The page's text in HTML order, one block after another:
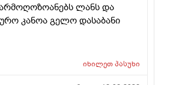
ლანს და
კანოა გელო დასაბანი
იხილეთპასუხი